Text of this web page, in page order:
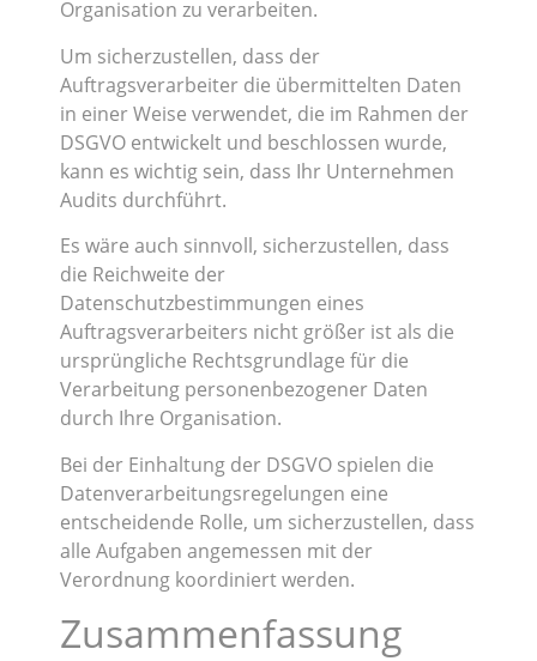
Organisation zu verarbeiten.
Um sicherzustellen, dass der
Auftragsverarbeiter die übermittelten Daten
in einer Weise verwendet, die im Rahmen der
DSGVO entwickelt und beschlossen wurde,
kann es wichtig sein, dass Ihr Unternehmen
Audits durchführt.
Es wäre auch sinnvoll, sicherzustellen, dass
die Reichweite der
Datenschutzbestimmungen eines
Auftragsverarbeiters nicht größer ist als die
ursprüngliche Rechtsgrundlage für die
Verarbeitung personenbezogener Daten
durch Ihre Organisation.
Bei der Einhaltung der DSGVO spielen die
Datenverarbeitungsregelungen eine
entscheidende Rolle, um sicherzustellen, dass
alle Aufgaben angemessen mit der
Verordnung koordiniert werden.
Zusammenfassung